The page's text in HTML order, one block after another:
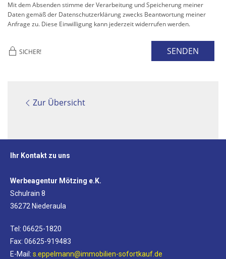
Mit dem Absenden stimme der Verarbeitung und Speicherung meiner
Daten gemäß der Datenschutzerklärung zwecks Beantwortung meiner
Anfrage zu. Diese Einwilligung kann jederzeit widerrufen werden.
SICHER! SENDEN
Zur Übersicht
Ihr Kontakt zu uns
Werbeagentur Mötzing e.K.
Schulrain 8
36272 Niederaula
Tel: 06625-1820
Fax: 06625-919483
E-Mail: s.eppelmann@immobilien-sofortkauf.de